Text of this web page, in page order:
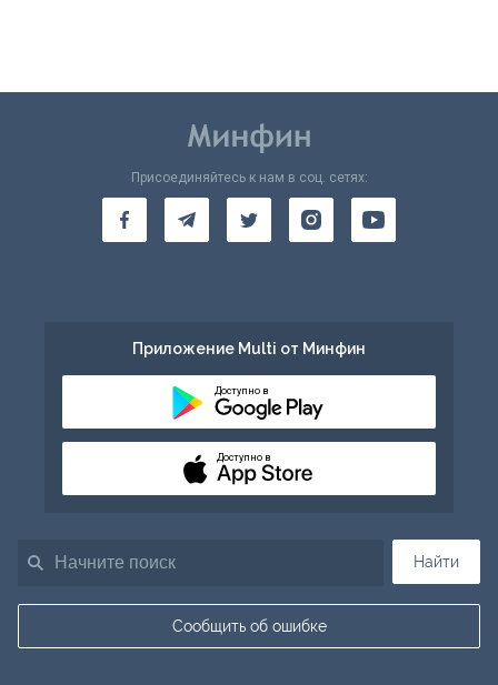
Найти
Сообщить об ошибке
Присоединяйтесь к нам в соц. сетях:
Приложение Multi от Минфин
Доступно в
Доступно в